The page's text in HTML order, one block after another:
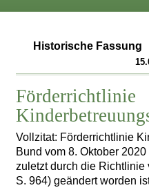
Historische Fassung
Förderrichtlinie
Vollzitat: Förderrichtlinie
Bund vom 8. Oktober
zuletzt durch die Richtlinie
S. 964) geändert worden